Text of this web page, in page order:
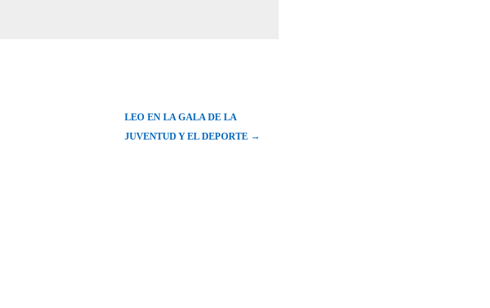
LEO EN LA GALA DE LA
JUVENTUD Y EL DEPORTE →